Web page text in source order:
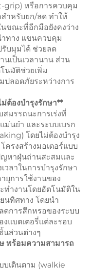
grip) หรือการควบคุม
ำหรับยก/ลด ทำให้
นขณะที่อีกมือยังคงว่าง
ทาง แขนควบคุม
บมุมได้ ช่วยลด
นเป็นเวลานาน ส่วน
นมัติช่วยเพิ่ม
ลอดภัยระหว่างการ
ต้องบำรุงรักษา**
มรรถนะการเร่งที่
ม่นยำ และระบบเบรก
โดยไม่ต้องบำรุง
ครงสร้างมอเตอร์แบบ
หาฝุ่นถ่านสะสมและ
วลาในการบำรุงรักษา
ยุการใช้งานของ
ทำงานโดยอัตโนมัติใน
นทิศทาง โดยนำ
ดการสึกหรอของระบบ
แบตเตอรี่แต่ละรอบ
นส่วนต่างๆ
พร้อมความสามารถ
บเดินตาม (walkie